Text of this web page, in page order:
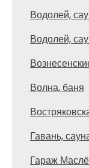
Водолей,
Водолей,
Волна, баня
Гавань,
Гараж